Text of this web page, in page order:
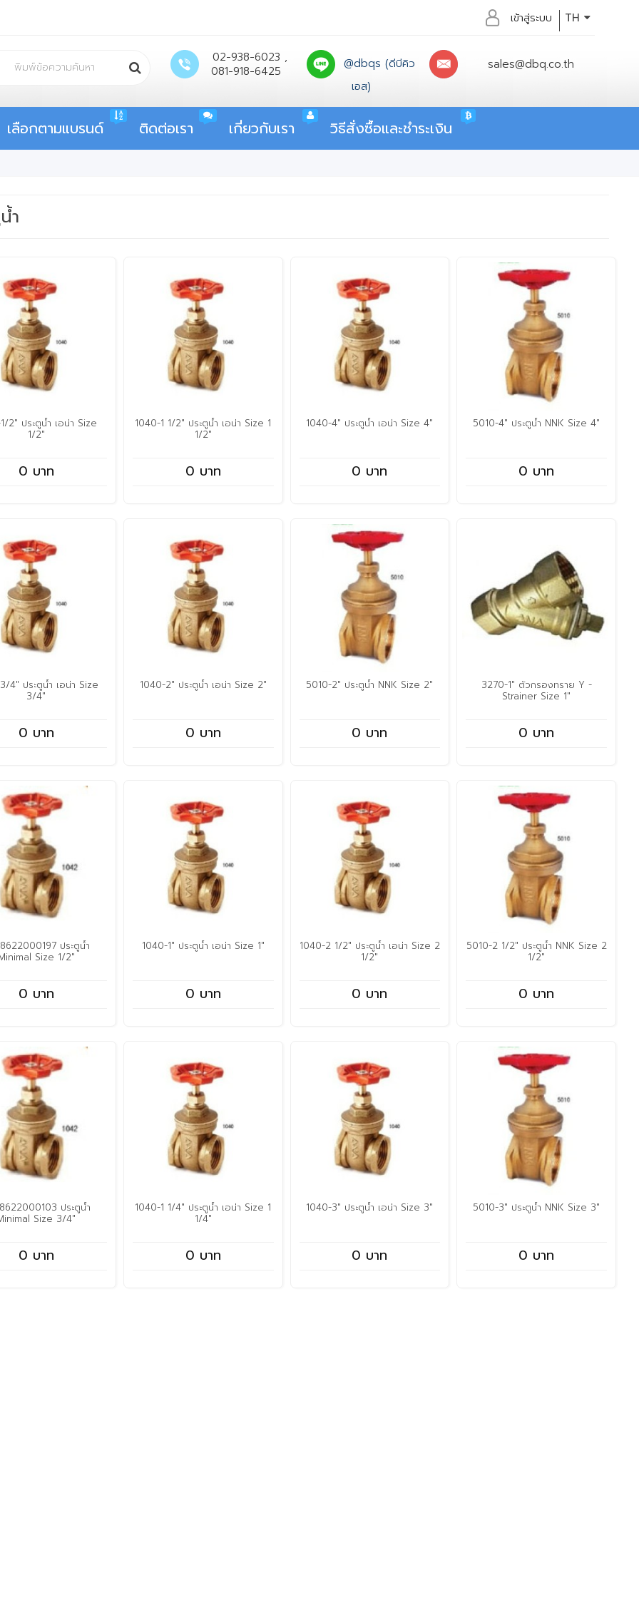
TH
เข้าสู่ระบบ
02-938-6023 ,
081-918-6425
@dbqs (ดีบีคิว
เอส)
sales@dbq.co.th
เลือกตามแบรนด์ ติดต่อเรา เกี่ยวกับเรา วิธีสั่งซื้อและชำระเงิน
ำ
2" ประตูน้ำ เอน่า Size
1/2"
0 บาท
1040-1 1/2" ประตูน้ำ เอน่า Size 1
1/2"
0 บาท
1040-4" ประตูน้ำ เอน่า Size 4"
0 บาท
5010-4" ประตูน้ำ NNK Size 4"
0 บาท
4" ประตูน้ำ เอน่า Size
3/4"
0 บาท
1040-2" ประตูน้ำ เอน่า Size 2"
0 บาท
5010-2" ประตูน้ำ NNK Size 2"
0 บาท
3270-1" ตัวกรองทราย Y -
Strainer Size 1"
0 บาท
ประตูน้ำ
Size 1/2"
0 บาท
1040-1" ประตูน้ำ เอน่า Size 1"
0 บาท
1040-2 1/2" ประตูน้ำ เอน่า Size 2
1/2"
0 บาท
5010-2 1/2" ประตูน้ำ NNK Size 2
1/2"
0 บาท
ประตูน้ำ
Size 3/4"
0 บาท
1040-1 1/4" ประตูน้ำ เอน่า Size 1
1/4"
0 บาท
1040-3" ประตูน้ำ เอน่า Size 3"
0 บาท
5010-3" ประตูน้ำ NNK Size 3"
0 บาท